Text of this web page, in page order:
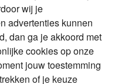
vermogenden.
Privacy & Cookies
wij je
advertenties kunnen
dan ga je akkoord met
cookies op onze
jouw toestemming
of je keuze